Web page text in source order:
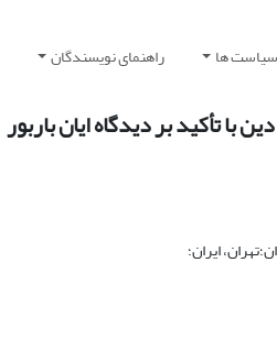
سیاست ها راهنمای نویسندگان
با تأکید بر دیدگاه ایان باربور
ایران؛